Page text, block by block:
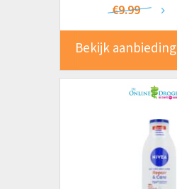
€9.99
Bekijk aanbieding